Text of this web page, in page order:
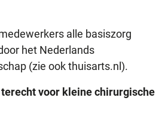
alle basiszorg
het Nederlands
(zie ook thuisarts.nl).
voor kleine chirurgische